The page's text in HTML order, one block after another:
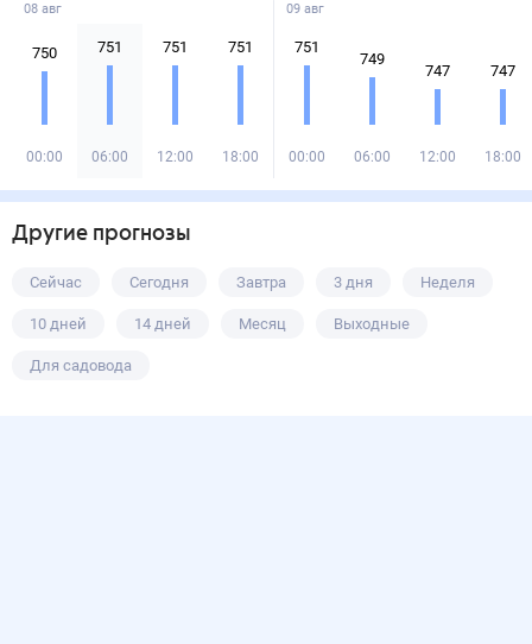
08 авг
750
00:00
751
06:00
751
12:00
751
18:00
09 авг
751
00:00
749
06:00
747
12:00
747
18:00
Другие прогнозы
Сейчас Сегодня Завтра 3 дня Неделя
10 дней 14 дней Месяц Выходные
Для садовода